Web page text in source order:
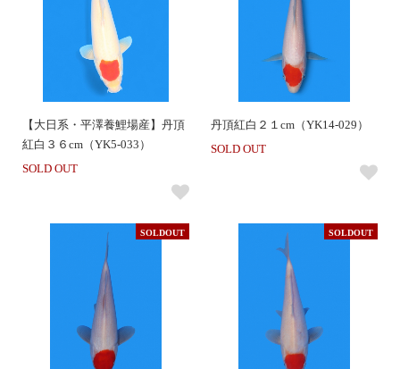
【大日系・平澤養鯉場産】丹頂
紅白３６cm（YK5-033）
SOLD OUT
丹頂紅白２１cm（YK14-029）
SOLD OUT
SOLDOUT SOLDOUT